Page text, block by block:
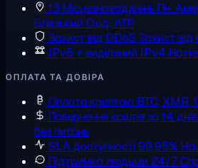
13 Місцезнаходжень Пн.
Близький Схід, АТР
Захист від DDoS Захист
IPv6 + виділений IPv4
ОПЛАТА ТА ДОВІРА
Оплата криптою BTC, XMR,
Повернення коштів за 14 днів
без питань
SLA доступності 99,95%
Підтримка людьми 24/7